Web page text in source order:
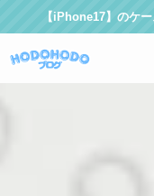
【iPhone17】のケ